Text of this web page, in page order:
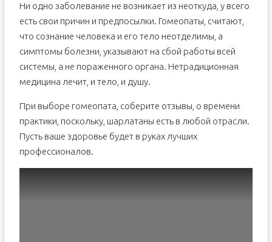
Ни одно заболевание не возникает из неоткуда, у всего
есть свои причин и предпосылки. Гомеопаты, считают,
что сознание человека и его тело неотделимы, а
симптомы болезни, указывают на сбой работы всей
системы, а не пораженного органа. Нетрадиционная
медицина лечит, и тело, и душу.
При выборе гомеопата, соберите отзывы, о времени
практики, поскольку, шарлатаны есть в любой отрасли.
Пусть ваше здоровье будет в руках лучших
профессионалов.